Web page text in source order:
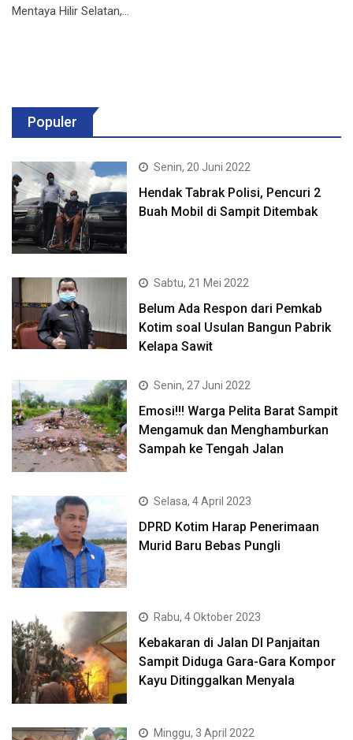
Mentaya Hilir Selatan,…
Populer
Senin, 20 Juni 2022
Hendak Tabrak Polisi, Pencuri 2
Buah Mobil di Sampit Ditembak
Sabtu, 21 Mei 2022
Belum Ada Respon dari Pemkab
Kotim soal Usulan Bangun Pabrik
Kelapa Sawit
Senin, 27 Juni 2022
Emosi!!! Warga Pelita Barat Sampit
Mengamuk dan Menghamburkan
Sampah ke Tengah Jalan
Selasa, 4 April 2023
DPRD Kotim Harap Penerimaan
Murid Baru Bebas Pungli
Rabu, 4 Oktober 2023
Kebakaran di Jalan DI Panjaitan
Sampit Diduga Gara-Gara Kompor
Kayu Ditinggalkan Menyala
Minggu, 3 April 2022